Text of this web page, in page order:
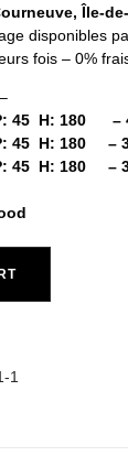
Île-
disponibles
fois – 0%
–
45 H: 180 –
45 H: 180 –
45 H: 180 –
1